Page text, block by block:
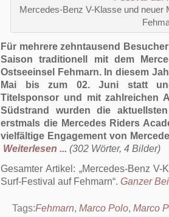
Mercedes-Benz V-Klasse und neuer
Für mehrere zehntausend
Saison traditionell mit dem
Ostseeinsel Fehmarn. In diesem
Mai bis zum 02. Juni statt
Titelsponsor und mit zahlreichen
Südstrand wurden die
erstmals die Mercedes Riders
vielfältige Engagement von
Weiterlesen ... (302 Wörter, 4 Bilder)
Gesamter Artikel:
Mercedes-Benz V-
Surf-Festival auf Fehmarn . Ganzer
Tags:Fehmarn, Marco Polo, Marco